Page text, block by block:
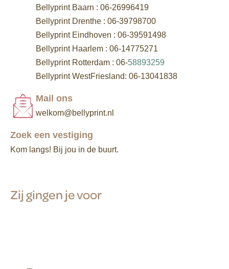
Bellyprint Baarn : 06-26996419
Bellyprint Drenthe : 06-39798700
Bellyprint Eindhoven : 06-39591498
Bellyprint Haarlem : 06-14775271
Bellyprint Rotterdam : 06-58893259
Bellyprint WestFriesland: 06-13041838
Mail ons
welkom@bellyprint.nl
Zoek een vestiging
Kom langs! Bij jou in de buurt.
Zij gingen je voor